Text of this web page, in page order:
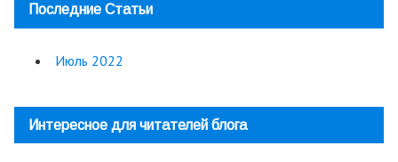
Последние Статьи
Июль 2022
Интересное для читателей блога